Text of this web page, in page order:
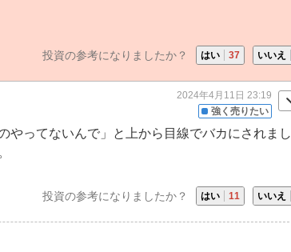
投資の参考になりましたか？ はい 37 いいえ
強く売りたい
2024年4月11日 23:19
やってないんで」と上から目線でバカにされまし
投資の参考になりましたか？ はい 11 いいえ